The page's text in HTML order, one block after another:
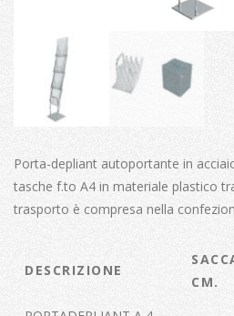
Porta-depliant autoportante in
tasche f.to A4 in materiale plastico
trasporto è compresa nella
DESCRIZIONE
CM.